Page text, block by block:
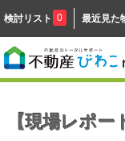
検討リスト 0 最近見た
【現場レポ